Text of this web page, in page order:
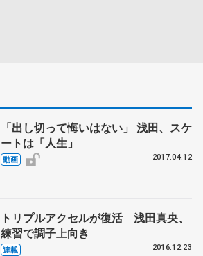
「出し切って悔いはない」 浅田、スケ
ートは「人生」
動画 2017.04.12
トリプルアクセルが復活 浅田真央、
練習で調子上向き
連載 2016.12.23